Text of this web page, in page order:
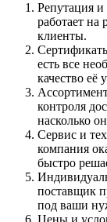
Репутация и
работает на
клиенты.
есть все
качество её
контроля
насколько
Сервис и
компания
быстро
поставщик
под ваши